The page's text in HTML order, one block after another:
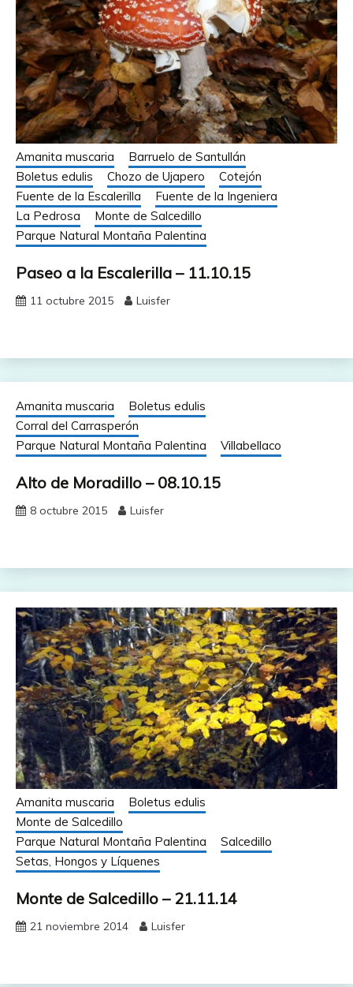
Amanita muscaria
Barruelo de Santullán
Boletus edulis
Chozo de Ujapero
Cotejón
Fuente de la Escalerilla
Fuente de la Ingeniera
La Pedrosa
Monte de Salcedillo
Parque Natural Montaña Palentina
Paseo a la Escalerilla – 11.10.15
11 octubre 2015 Luisfer
Amanita muscaria
Boletus edulis
Corral del Carrasperón
Parque Natural Montaña Palentina
Villabellaco
Alto de Moradillo – 08.10.15
8 octubre 2015 Luisfer
Amanita muscaria
Boletus edulis
Monte de Salcedillo
Parque Natural Montaña Palentina
Salcedillo
Setas, Hongos y Líquenes
Monte de Salcedillo – 21.11.14
21 noviembre 2014 Luisfer